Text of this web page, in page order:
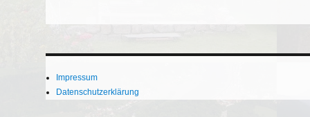
Impressum
Datenschutzerklärung